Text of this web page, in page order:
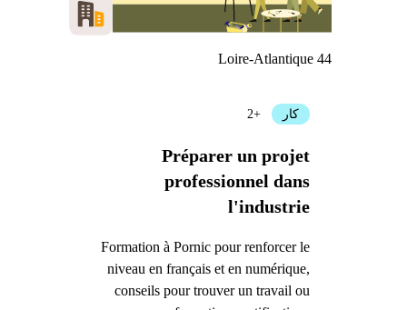
Loire-Atlantique 44
Préparer un projet
professionnel dans
l'industrie
services à la personne,
l'hôtellerie ou la
Formation à Pornic pour renforcer le
niveau en français et en numérique,
conseils pour trouver un travail ou
کار +2